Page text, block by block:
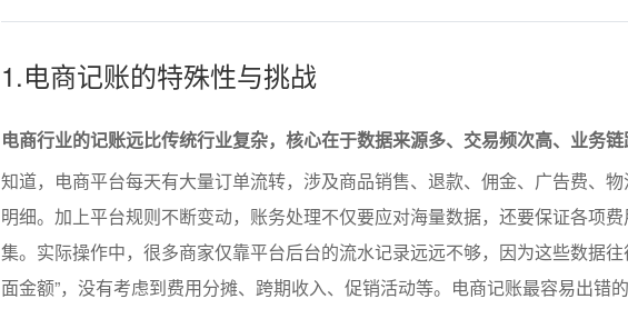
1.电商记账的特殊性与挑战
电商行业的记账远比传统行业复杂，核心在于数据来源多、交易频次高、业务链
知道，电商平台每天有大量订单流转，涉及商品销售、退款、佣金、广告费、
明细。加上平台规则不断变动，账务处理不仅要应对海量数据，还要保证各项
集。实际操作中，很多商家仅靠平台后台的流水记录远远不够，因为这些数据往
面金额”，没有考虑到费用分摊、跨期收入、促销活动等。电商记账最容易出错